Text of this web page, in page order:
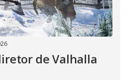
de Valhalla